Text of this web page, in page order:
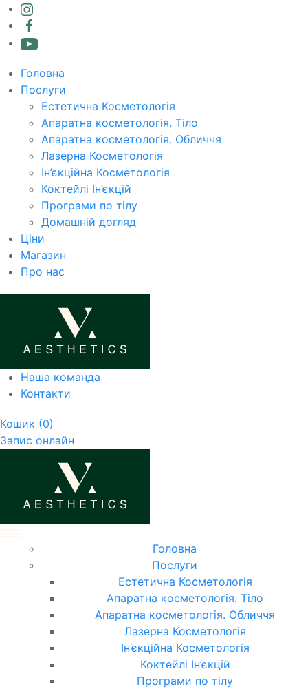
Головна
Послуги
Естетична Косметологія
Апаратна косметологія. Тіло
Апаратна косметологія. Обличчя
Лазерна Косметологія
Ін’єкційна Косметологія
Коктейлі Ін’єкцій
Програми по тілу
Домашній догляд
Ціни
Магазин
Про нас
Наша команда
Контакти
Кошик (0)
Запис онлайн
Головна
Послуги
Естетична Косметологія
Апаратна косметологія. Тіло
Апаратна косметологія. Обличчя
Лазерна Косметологія
Ін’єкційна Косметологія
Коктейлі Ін’єкцій
Програми по тілу